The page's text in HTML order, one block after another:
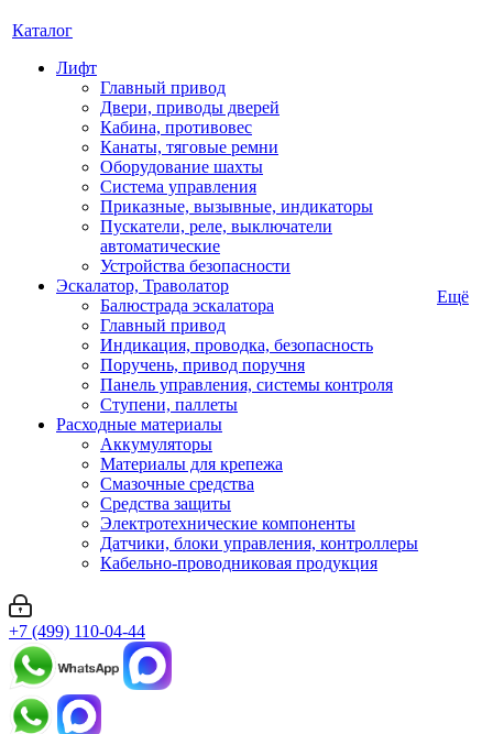
Каталог
Лифт
Главный привод
Двери, приводы дверей
Кабина, противовес
Канаты, тяговые ремни
Оборудование шахты
Система управления
Приказные, вызывные, индикаторы
Пускатели, реле, выключатели
автоматические
Устройства безопасности
Эскалатор, Траволатор
Балюстрада эскалатора
Главный привод
Индикация, проводка, безопасность
Поручень, привод поручня
Панель управления, системы контроля
Ступени, паллеты
Расходные материалы
Аккумуляторы
Материалы для крепежа
Смазочные средства
Средства защиты
Электротехнические компоненты
Датчики, блоки управления, контроллеры
Кабельно-проводниковая продукция
Ещё
+7 (499) 110-04-44